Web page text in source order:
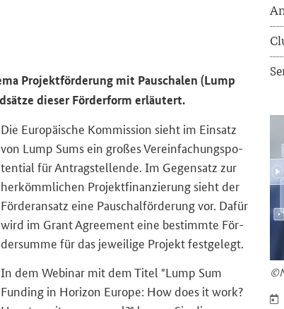
Pro­jekt­för­de­rung mit Pau­scha­len (Lump
die­ser För­der­form er­läu­tert.
Die Eu­ro­päi­sche Kom­mis­si­on sieht im Ein­satz
von Lump Sums ein gro­ßes Ver­ein­fa­chungs­po­
ten­ti­al für An­trag­stel­len­de. Im Ge­gen­satz zur
her­kömm­li­chen Pro­jekt­fi­nan­zie­rung sieht der
För­der­an­satz eine Pau­schal­för­de­rung vor. Dafür
wird im Grant Agreement eine be­stimm­te För­
der­sum­me für das je­wei­li­ge Pro­jekt fest­ge­legt.
In dem We­bi­nar mit dem Titel "Lump Sum
Funding in Horizon Europe: How does it work?